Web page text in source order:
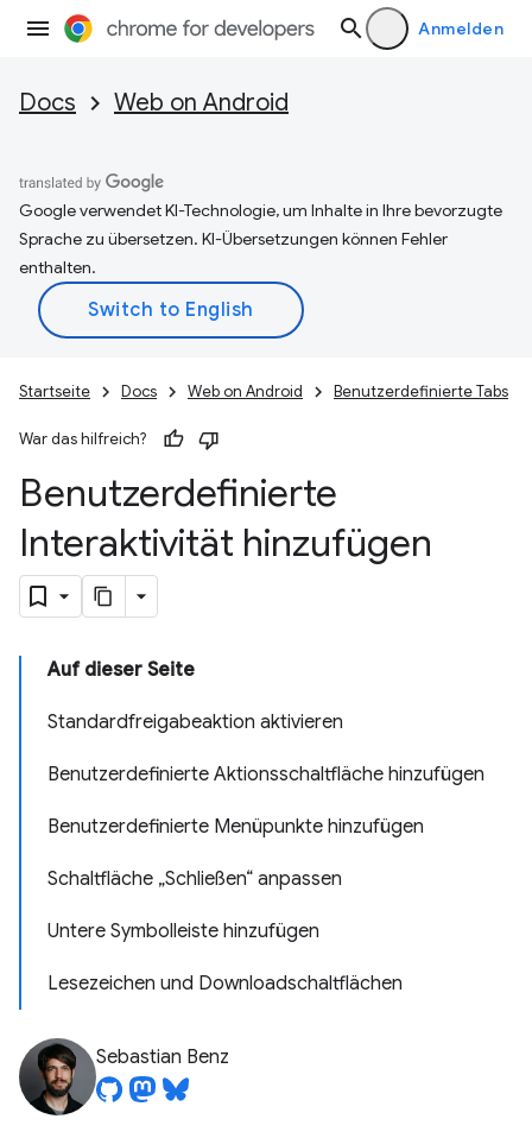
Anmelden
Docs Web on Android
Google verwendet KI-Technologie, um Inhalte in Ihre bevorzugte
Sprache zu übersetzen. KI-Übersetzungen können Fehler
enthalten.
Startseite Docs Web on Android Benutzerdefinierte Tabs
War das hilfreich?
Benutzerdefinierte
Interaktivität hinzufügen
Auf dieser Seite
Standardfreigabeaktion aktivieren
Benutzerdefinierte Aktionsschaltfläche hinzufügen
Benutzerdefinierte Menüpunkte hinzufügen
Schaltfläche „Schließen“ anpassen
Untere Symbolleiste hinzufügen
Lesezeichen und Downloadschaltflächen
Sebastian Benz